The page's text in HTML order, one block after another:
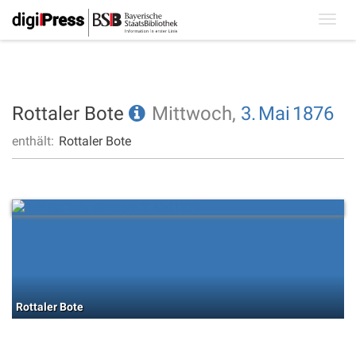
Rottaler Bote Mittwoch, 3. Mai 1876
enthält: Rottaler Bote
Rottaler Bote